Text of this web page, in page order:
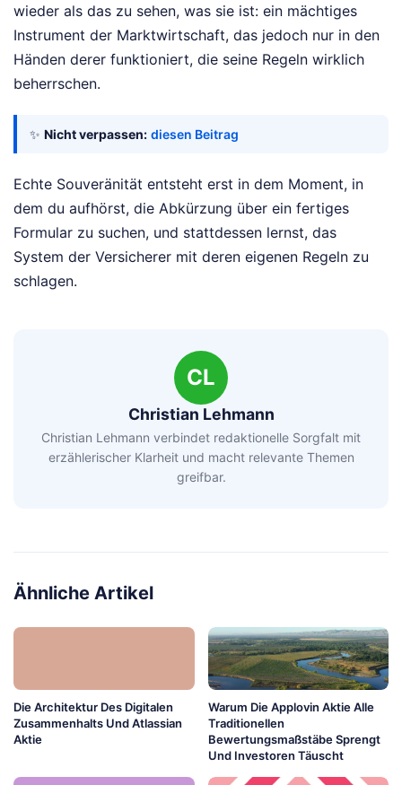
wieder als das zu sehen, was sie ist: ein mächtiges
Instrument der Marktwirtschaft, das jedoch nur in den
Händen derer funktioniert, die seine Regeln wirklich
beherrschen.
✨ Nicht verpassen: diesen Beitrag
Echte Souveränität entsteht erst in dem Moment, in
dem du aufhörst, die Abkürzung über ein fertiges
Formular zu suchen, und stattdessen lernst, das
System der Versicherer mit deren eigenen Regeln zu
schlagen.
CL
Christian Lehmann
Christian Lehmann verbindet redaktionelle Sorgfalt mit
erzählerischer Klarheit und macht relevante Themen
greifbar.
Ähnliche Artikel
Die Architektur Des Digitalen
Zusammenhalts Und Atlassian
Aktie
Warum Die Applovin Aktie Alle
Traditionellen
Bewertungsmaßstäbe Sprengt
Und Investoren Täuscht